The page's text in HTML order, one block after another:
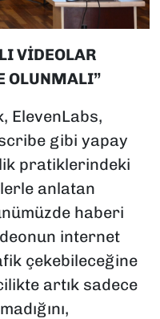
VİDEOLAR
OLUNMALI”
ElevenLabs,
gibi yapay
pratiklerindeki
anlatan
haberi
internet
çekebileceğine
artık sadece